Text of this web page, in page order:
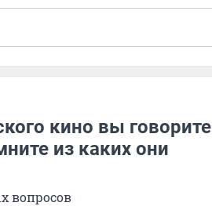
кино вы говорите
из каких они
вопросов